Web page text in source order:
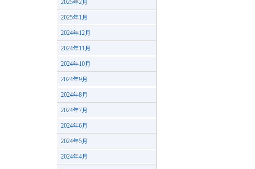
2025年2月
2025年1月
2024年12月
2024年11月
2024年10月
2024年9月
2024年8月
2024年7月
2024年6月
2024年5月
2024年4月